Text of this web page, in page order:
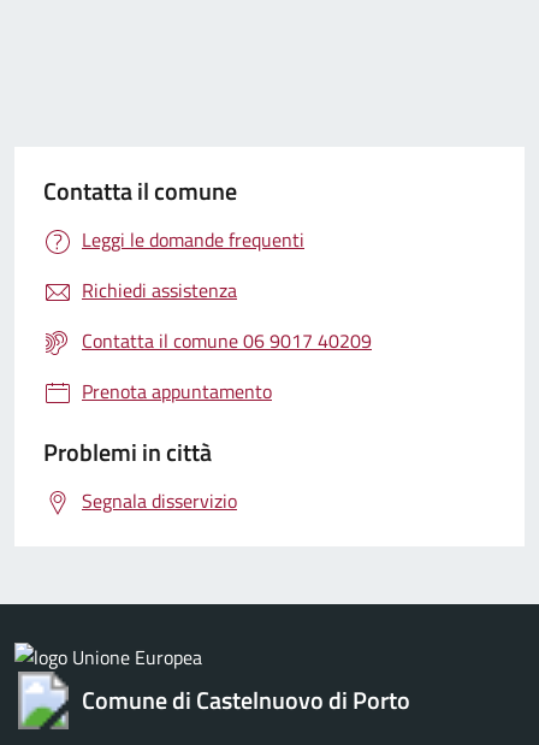
Contatta il comune
Leggi le domande frequenti
Richiedi assistenza
Contatta il comune 06 9017 40209
Prenota appuntamento
Problemi in città
Segnala disservizio
Comune di Castelnuovo di Porto